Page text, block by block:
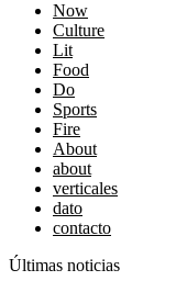
Now
Culture
Lit
Food
Do
Sports
Fire
About
about
verticales
dato
contacto
Últimas noticias